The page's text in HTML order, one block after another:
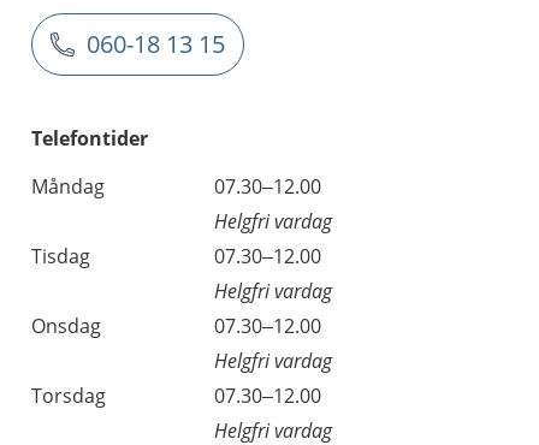
060-18 13 15
Telefontider
Måndag
07.30–12.00
Helgfri vardag
Tisdag
07.30–12.00
Helgfri vardag
Onsdag
07.30–12.00
Helgfri vardag
Torsdag
07.30–12.00
Helgfri vardag